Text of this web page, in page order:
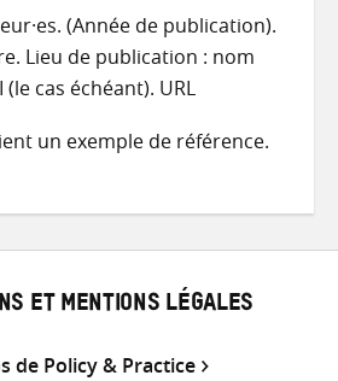
(Année de publication).
Lieu de publication : nom
(le cas échéant). URL
un exemple de référence.
ET MENTIONS LÉGALES
de Policy & Practice